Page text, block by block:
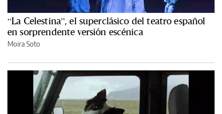
“La Celestina”, el superclásico del teatro español
en sorprendente versión escénica
Moira Soto